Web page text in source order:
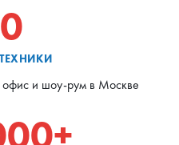
офис и шоу-рум в Москве